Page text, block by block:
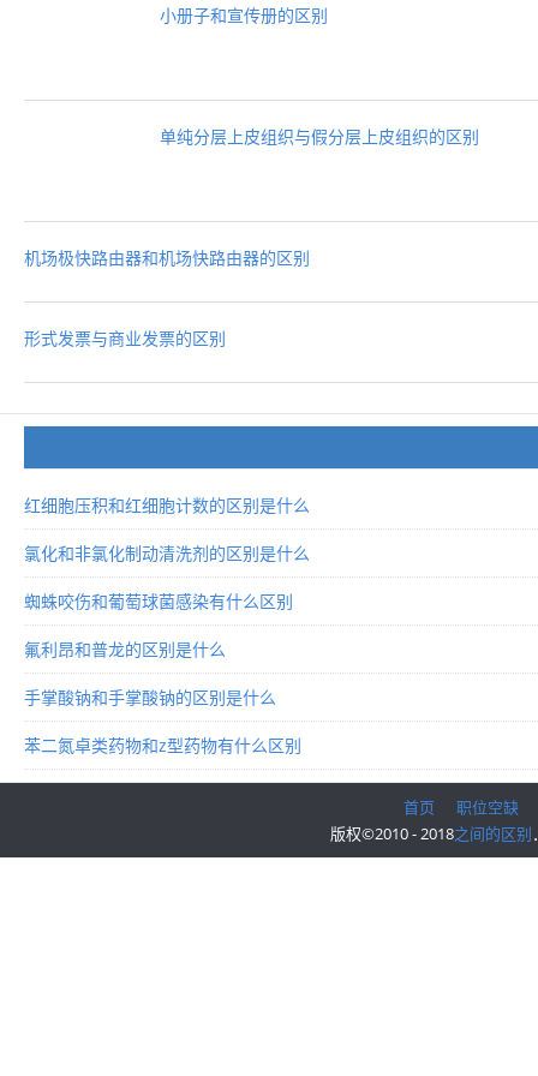
小册子和宣传册的区别
单纯分层上皮组织与假分层上皮组织的区别
机场极快路由器和机场快路由器的区别
形式发票与商业发票的区别
红细胞压积和红细胞计数的区别是什么
氯化和非氯化制动清洗剂的区别是什么
蜘蛛咬伤和葡萄球菌感染有什么区别
氟利昂和普龙的区别是什么
手掌酸钠和手掌酸钠的区别是什么
苯二氮卓类药物和z型药物有什么区别
首页
职位空缺
版权©2010 - 2018之间的区别